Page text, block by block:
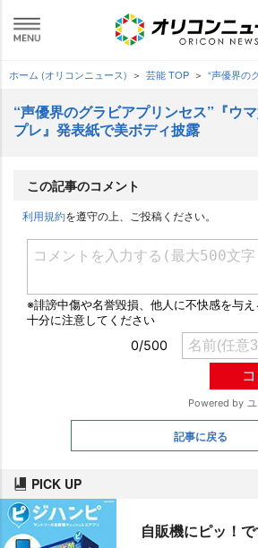
ホーム (オリコンニュース) 芸能 TOP “声優界の
“声優界のグラビアプリンセス”『ウ
プレ』発表紙で美ボディ披露
この記事のコメント
利用規約を遵守の上、ご投稿ください。
記事に戻る
PICK UP
自販機にピッ！